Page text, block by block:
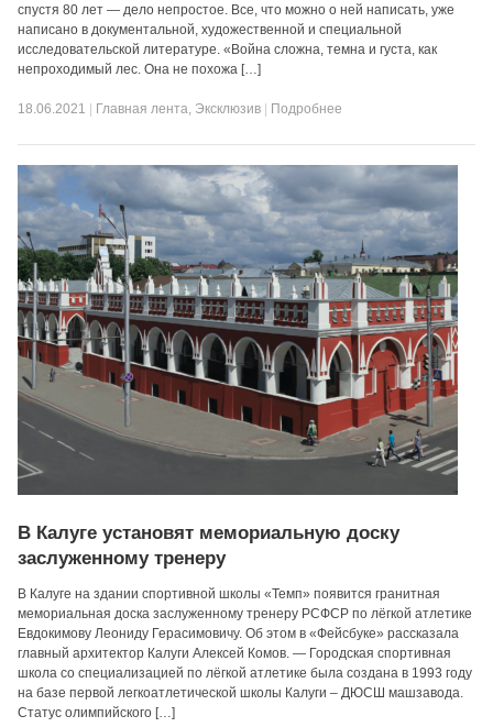
спустя 80 лет — дело непростое. Все, что можно о ней написать, уже
написано в документальной, художественной и специальной
исследовательской литературе. «Война сложна, темна и густа, как
непроходимый лес. Она не похожа […]
18.06.2021 Главная лента, Эксклюзив Подробнее
В Калуге установят мемориальную доску
заслуженному тренеру
В Калуге на здании спортивной школы «Темп» появится гранитная
мемориальная доска заслуженному тренеру РСФСР по лёгкой атлетике
Евдокимову Леониду Герасимовичу. Об этом в «Фейсбуке» рассказала
главный архитектор Калуги Алексей Комов. — Городская спортивная
школа со специализацией по лёгкой атлетике была создана в 1993 году
на базе первой легкоатлетической школы Калуги – ДЮСШ машзавода.
Статус олимпийского […]